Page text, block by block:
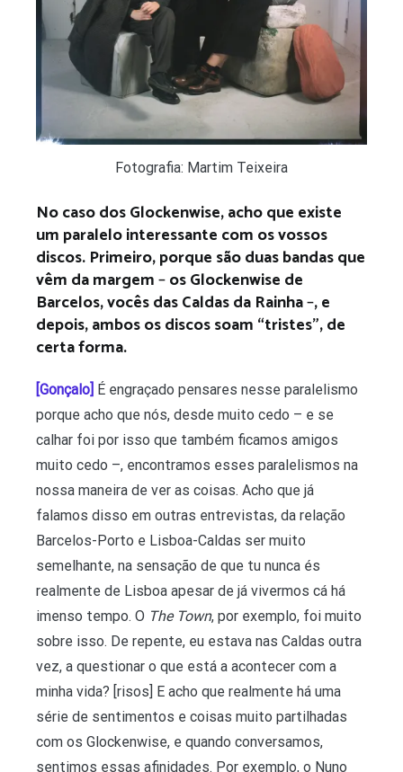
Fotografia: Martim Teixeira
No caso dos Glockenwise, acho que existe
um paralelo interessante com os vossos
discos. Primeiro, porque são duas bandas que
vêm da margem–os Glockenwise de
Barcelos, vocês das Caldas da Rainha–, e
depois, ambos os discos soam “tristes”, de
certa forma.
[Gonçalo] É engraçado pensares nesse paralelismo
porque acho que nós, desde muito cedo – e se
calhar foi por isso que também ficamos amigos
muito cedo –, encontramos esses paralelismos na
nossa maneira de ver as coisas. Acho que já
falamos disso em outras entrevistas, da relação
Barcelos-Porto e Lisboa-Caldas ser muito
semelhante, na sensação de que tu nunca és
realmente de Lisboa apesar de já vivermos cá há
imenso tempo. O The Town, por exemplo, foi muito
sobre isso. De repente, eu estava nas Caldas outra
vez, a questionar o que está a acontecer com a
minha vida? [risos] E acho que realmente há uma
série de sentimentos e coisas muito partilhadas
com os Glockenwise, e quando conversamos,
sentimos essas afinidades. Por exemplo, o Nuno